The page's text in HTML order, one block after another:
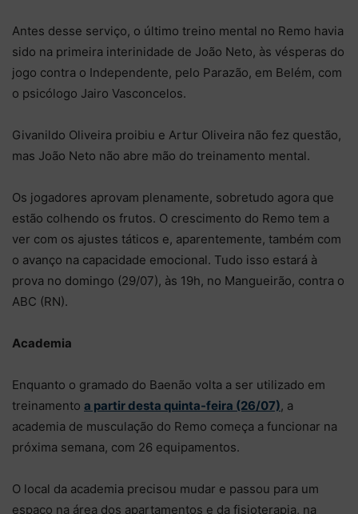
Antes desse serviço, o último treino mental no Remo havia
sido na primeira interinidade de João Neto, às vésperas do
jogo contra o Independente, pelo Parazão, em Belém, com
o psicólogo Jairo Vasconcelos.
Givanildo Oliveira proibiu e Artur Oliveira não fez questão,
mas João Neto não abre mão do treinamento mental.
Os jogadores aprovam plenamente, sobretudo agora que
estão colhendo os frutos. O crescimento do Remo tem a
ver com os ajustes táticos e, aparentemente, também com
o avanço na capacidade emocional. Tudo isso estará à
prova no domingo (29/07), às 19h, no Mangueirão, contra o
ABC (RN).
Academia
Enquanto o gramado do Baenão volta a ser utilizado em
treinamento a partir desta quinta-feira (26/07), a
academia de musculação do Remo começa a funcionar na
próxima semana, com 26 equipamentos.
O local da academia precisou mudar e passou para um
espaço na área dos apartamentos e da fisioterapia, na